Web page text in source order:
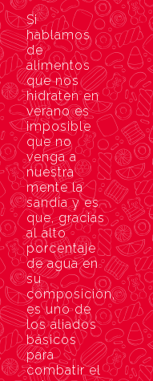
Si
hablamos
de
alimentos
que nos
hidraten en
verano es
imposible
que no
venga a
nuestra
mente la
sandía y es
que, gracias
al alto
porcentaje
de agua en
su
composición,
es uno de
los aliados
básicos
para
combatir el